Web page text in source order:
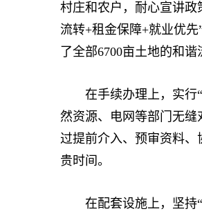
村庄和农户，耐心宣讲
流转+租金保障+就业优
了全部6700亩土地的和谐
在手续办理上，实行“
然资源、电网等部门无
过提前介入、预审资料
贵时间。
在配套设施上，坚持“